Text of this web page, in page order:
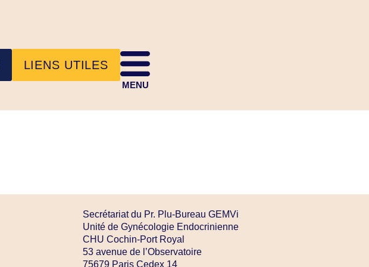
LIENS UTILES
MENU
Secrétariat du Pr. Plu-Bureau GEMVi
Unité de Gynécologie Endocrinienne
CHU Cochin-Port Royal
53 avenue de l’Observatoire
75679 Paris Cedex 14